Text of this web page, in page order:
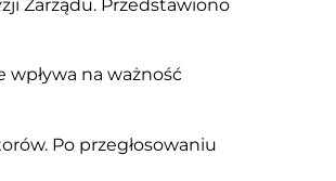
Zarządu. Przedstawiono
wpływa na ważność
Po przegłosowaniu